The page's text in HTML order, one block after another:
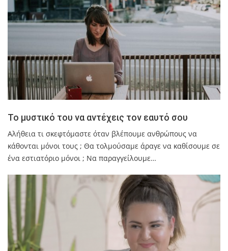
Το μυστικό του να αντέχεις τον εαυτό σου
Αλήθεια τι σκεφτόμαστε όταν βλέπουμε ανθρώπους να
κάθονται μόνοι τους ; Θα τολμούσαμε άραγε να καθίσουμε σε
ένα εστιατόριο μόνοι ; Να παραγγείλουμε…